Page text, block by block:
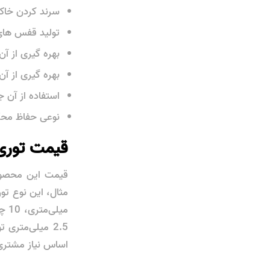
سرند کردن
تولید قفس
بهره‌ گیری از
بهره ‌گیری
استفاده از
نوعی حفاظ
قیمت
قیمت این
2.5
اساس نیاز